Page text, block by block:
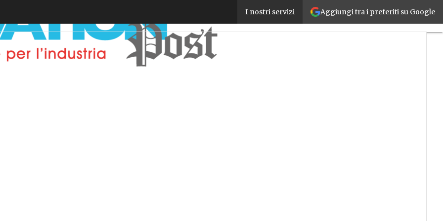
Aggiungi tra i preferiti su Google
I nostri servizi
Robot quadrupedi collaborano tra loro in